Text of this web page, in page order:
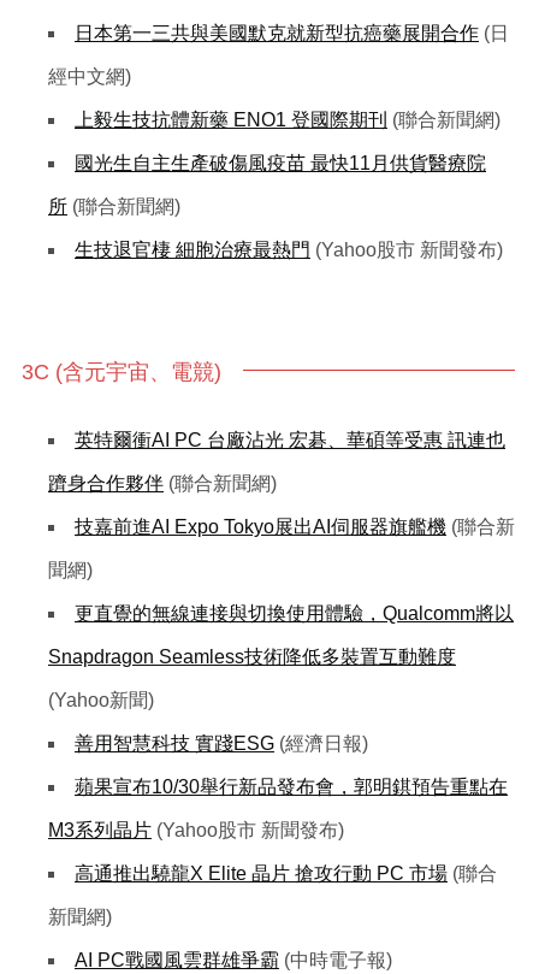
日本第一三共與美國默克就新型抗癌藥展開合作 (日
經中文網)
上毅生技抗體新藥 ENO1 登國際期刊 (聯合新聞網)
國光生自主生產破傷風疫苗 最快11月供貨醫療院
所 (聯合新聞網)
生技退官棲 細胞治療最熱門 (Yahoo股市 新聞發布)
3C (含元宇宙、電競)
英特爾衝AI PC 台廠沾光 宏碁、華碩等受惠 訊連也
躋身合作夥伴 (聯合新聞網)
技嘉前進AI Expo Tokyo展出AI伺服器旗艦機 (聯合新
聞網)
更直覺的無線連接與切換使用體驗，Qualcomm將以
Snapdragon Seamless技術降低多裝置互動難度
(Yahoo新聞)
善用智慧科技 實踐ESG (經濟日報)
蘋果宣布10/30舉行新品發布會，郭明錤預告重點在
M3系列晶片 (Yahoo股市 新聞發布)
高通推出驍龍X Elite 晶片 搶攻行動 PC 市場 (聯合
新聞網)
AI PC戰國風雲群雄爭霸 (中時電子報)